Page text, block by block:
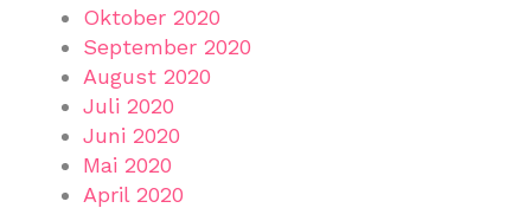
Oktober 2020
September 2020
August 2020
Juli 2020
Juni 2020
Mai 2020
April 2020